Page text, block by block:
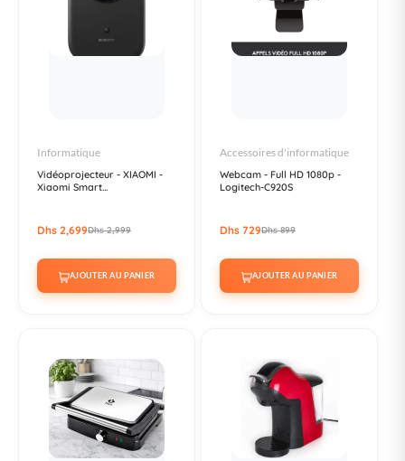
Informatique
Vidéoprojecteur - XIAOMI -
Xiaomi Smart...
Dhs 2,699Dhs 2,999
AJOUTER AU PANIER
Accessoires d'informatique
Webcam - Full HD 1080p -
Logitech-C920S
Dhs 729Dhs 899
AJOUTER AU PANIER